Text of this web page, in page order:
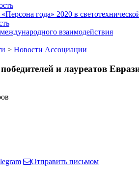
года» 2020 в
взаимодействия
> Новости Ассоциации
и лауреатов
Отправить письмом